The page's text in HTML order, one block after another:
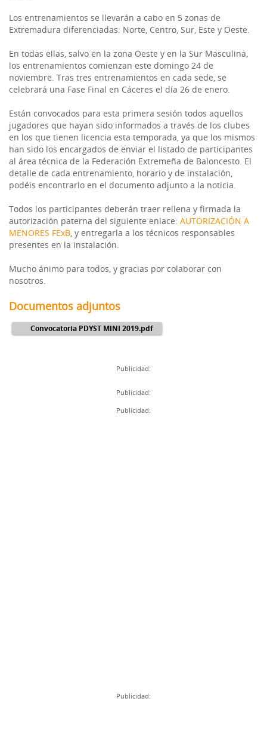
Los entrenamientos se llevarán a cabo en 5 zonas de
Extremadura diferenciadas: Norte, Centro, Sur, Este y Oeste.
En todas ellas, salvo en la zona Oeste y en la Sur Masculina,
los entrenamientos comienzan este domingo 24 de
noviembre. Tras tres entrenamientos en cada sede, se
celebrará una Fase Final en Cáceres el día 26 de enero.
Están convocados para esta primera sesión todos aquellos
jugadores que hayan sido informados a través de los clubes
en los que tienen licencia esta temporada, ya que los mismos
han sido los encargados de enviar el listado de participantes
al área técnica de la Federación Extremeña de Baloncesto. El
detalle de cada entrenamiento, horario y de instalación,
podéis encontrarlo en el documento adjunto a la noticia.
Todos los participantes deberán traer rellena y firmada la
autorización paterna del siguiente enlace: AUTORIZACIÓN A
MENORES FExB, y entregarla a los técnicos responsables
presentes en la instalación.
Mucho ánimo para todos, y gracias por colaborar con
nosotros.
Documentos adjuntos
Convocatoria PDYST MINI 2019.pdf
Publicidad:
Publicidad:
Publicidad:
Publicidad: